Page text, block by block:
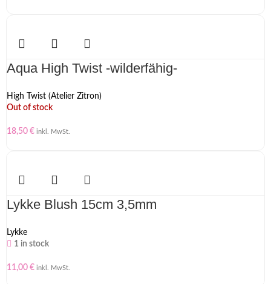
Aqua High Twist -wilderfähig-
High Twist (Atelier Zitron)
Out of stock
18,50 € inkl. MwSt.
Lykke Blush 15cm 3,5mm
Lykke
1 in stock
11,00 € inkl. MwSt.